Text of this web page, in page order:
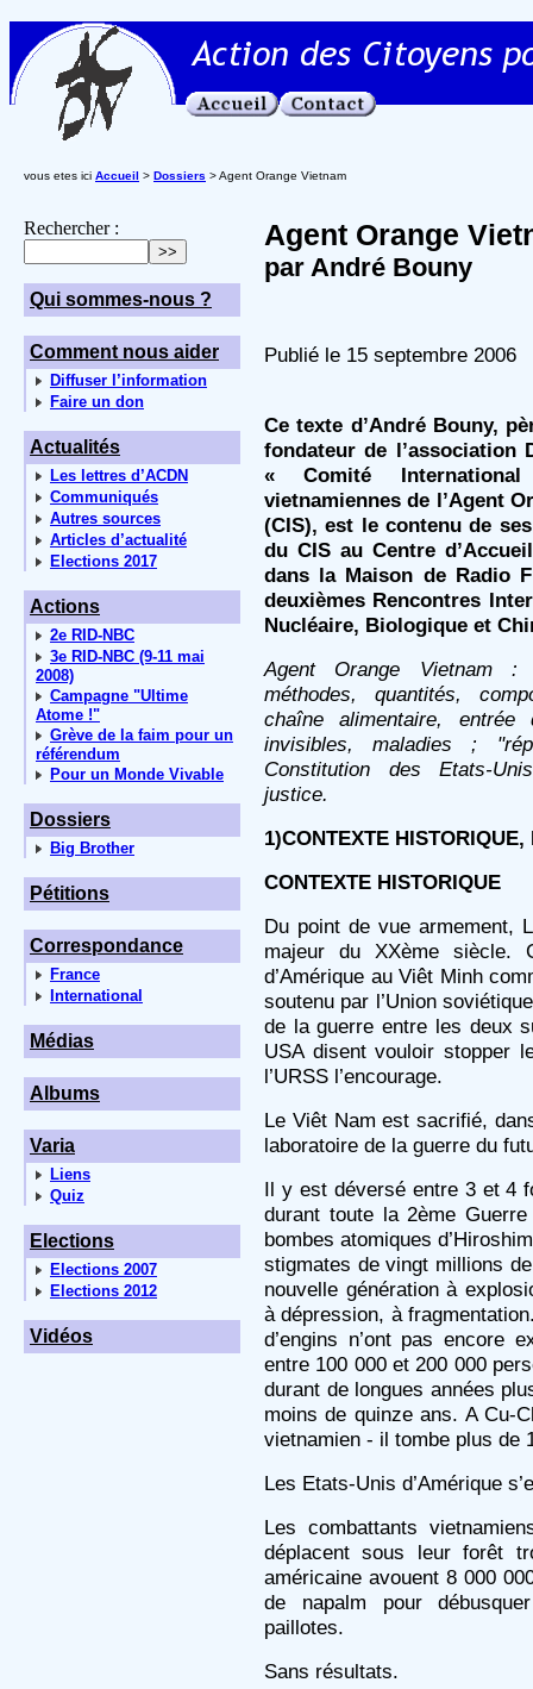
vous etes ici Accueil > Dossiers > Agent Orange Vietnam
Rechercher :
Qui sommes-nous ?
Comment nous aider
Diffuser l’information
Faire un don
Actualités
Les lettres d’ACDN
Communiqués
Autres sources
Articles d’actualité
Elections 2017
Actions
2e RID-NBC
3e RID-NBC (9-11 mai
2008)
Campagne "Ultime
Atome !"
Grève de la faim pour un
référendum
Pour un Monde Vivable
Dossiers
Big Brother
Pétitions
Correspondance
France
International
Médias
Albums
Varia
Liens
Quiz
Elections
Elections 2007
Elections 2012
Vidéos
Agent Orange
par André Bouny
Publié le 15 septembre 2006
Ce texte d’André Bouny,
fondateur de l’association
« Comité
vietnamiennes de l’Agent
(CIS), est le contenu de
du CIS au Centre
dans la Maison de Radio
deuxièmes Rencontres
Nucléaire, Biologique et
Agent Orange Vietnam :
méthodes, quantités,
chaîne alimentaire,
invisibles, maladies ;
Constitution des Etats-
justice.
1)CONTEXTE HISTORIQUE,
CONTEXTE HISTORIQUE
Du point de vue armement,
majeur du XXème siècle.
d’Amérique au Viêt Minh
soutenu par l’Union
de la guerre entre les deux
USA disent vouloir stopper
l’URSS l’encourage.
Le Viêt Nam est sacrifié,
laboratoire de la guerre du
Il y est déversé entre 3 et 4
durant toute la 2ème
bombes atomiques
stigmates de vingt millions
nouvelle génération à
à dépression, à
d’engins n’ont pas encore
entre 100 000 et 200 000
durant de longues années
moins de quinze ans. A Cu-
vietnamien - il tombe plus de
Les Etats-Unis d’Amérique
Les combattants
déplacent sous leur forêt
américaine avouent 8 000
de napalm pour
paillotes.
Sans résultats.